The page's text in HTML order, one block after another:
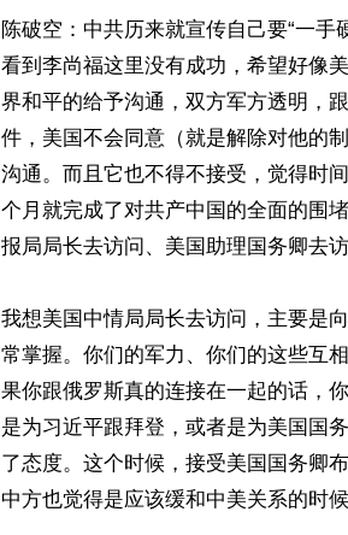
陈破空：中共历来就宣传自己要“一
看到李尚福这里没有成功，希望好像
界和平的给予沟通，双方军方透明，
件，美国不会同意（就是解除对他的
沟通。而且它也不得不接受，觉得时
个月就完成了对共产中国的全面的围
报局局长去访问、美国助理国务卿去访
我想美国中情局局长去访问，主要是
常掌握。你们的军力、你们的这些互
果你跟俄罗斯真的连接在一起的话，
是为习近平跟拜登，或者是为美国国
了态度。这个时候，接受美国国务卿
中方也觉得是应该缓和中美关系的时候